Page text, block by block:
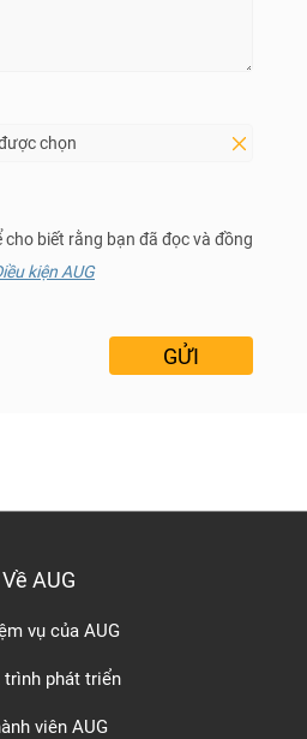
chọn
biết rằng bạn đã đọc và đồng
kiện AUG
Về AUG
vụ của AUG
trình phát triển
viên AUG